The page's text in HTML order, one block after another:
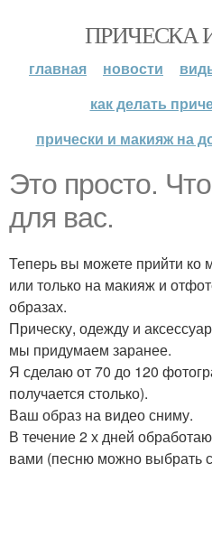
ПРИЧЕСКА
главная новости
как делать
прически и макияж на
Это просто.
для вас.
Теперь вы можете прийти ко
или только на макияж и
образах.
Прическу, одежду и
мы придумаем заранее.
Я сделаю от 70 до 120
получается столько).
Ваш образ на видео сниму.
В течение 2 х дней
вами (песню можно выбрать